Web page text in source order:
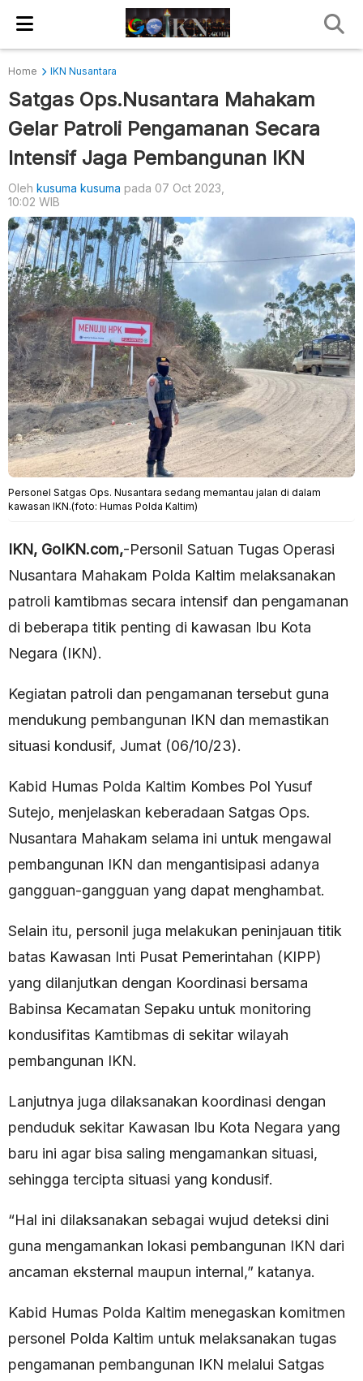
Home IKN Nusantara
Satgas Ops.Nusantara Mahakam
Gelar Patroli Pengamanan Secara
Intensif Jaga Pembangunan IKN
Oleh kusuma kusuma pada 07 Oct 2023,
10:02 WIB
Personel Satgas Ops. Nusantara sedang memantau jalan di dalam
kawasan IKN.(foto: Humas Polda Kaltim)
IKN, GoIKN.com,-Personil Satuan Tugas Operasi
Nusantara Mahakam Polda Kaltim melaksanakan
patroli kamtibmas secara intensif dan pengamanan
di beberapa titik penting di kawasan Ibu Kota
Negara (IKN).
Kegiatan patroli dan pengamanan tersebut guna
mendukung pembangunan IKN dan memastikan
situasi kondusif, Jumat (06/10/23).
Kabid Humas Polda Kaltim Kombes Pol Yusuf
Sutejo, menjelaskan keberadaan Satgas Ops.
Nusantara Mahakam selama ini untuk mengawal
pembangunan IKN dan mengantisipasi adanya
gangguan-gangguan yang dapat menghambat.
Selain itu, personil juga melakukan peninjauan titik
batas Kawasan Inti Pusat Pemerintahan (KIPP)
yang dilanjutkan dengan Koordinasi bersama
Babinsa Kecamatan Sepaku untuk monitoring
kondusifitas Kamtibmas di sekitar wilayah
pembangunan IKN.
Lanjutnya juga dilaksanakan koordinasi dengan
penduduk sekitar Kawasan Ibu Kota Negara yang
baru ini agar bisa saling mengamankan situasi,
sehingga tercipta situasi yang kondusif.
“Hal ini dilaksanakan sebagai wujud deteksi dini
guna mengamankan lokasi pembangunan IKN dari
ancaman eksternal maupun internal,” katanya.
Kabid Humas Polda Kaltim menegaskan komitmen
personel Polda Kaltim untuk melaksanakan tugas
pengamanan pembangunan IKN melalui Satgas